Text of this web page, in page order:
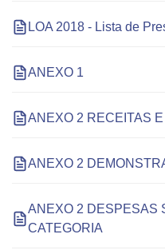
LOA 2018 - Lista de
ANEXO 1
ANEXO 2 RECEITAS
ANEXO 2
ANEXO 2 DESPESAS
CATEGORIA